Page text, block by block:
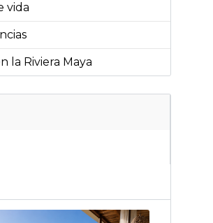
vida
la Riviera Maya